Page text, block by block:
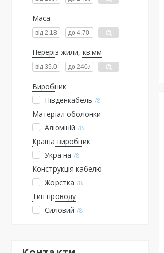
Маса
Переріз жили, кв.мм
Виробник
Південкабель
8
Матеріал оболонки
Алюміній
8
Країна виробник
Україна
8
Конструкція кабелю
Жорстка
8
Тип проводу
Силовий
8